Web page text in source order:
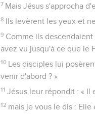
7 Mais Jésus s'approcha
8 Ils levèrent les yeux et
9 Comme ils
avez vu jusqu'à ce que le
10 Les disciples lui
venir d'abord ? »
11 Jésus leur répondit : « Il
12 mais je vous le dis :